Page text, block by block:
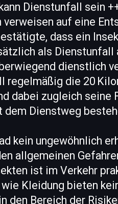
Dienstunfall sein
verweisen auf eine
dass ein
als Dienstunfall
dienstlich
regelmäßig die 20
dabei zugleich
dem Dienstweg
kein ungewöhnlich
allgemeinen
ist im Verkehr
wie Kleidung bieten
den Bereich der